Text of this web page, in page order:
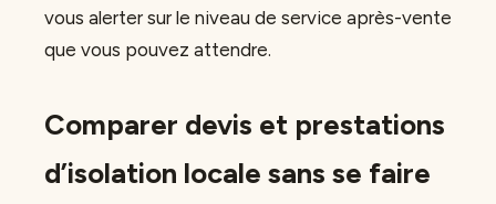
vous alerter sur le niveau de service après-vente
que vous pouvez attendre.
Comparer devis et prestations
d’isolation locale sans se faire